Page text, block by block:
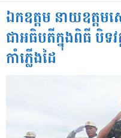
ឯកឧត្តម នាយឧត្ត
ជាអធិបតីក្នុងពិធី បិទ
កាំភ្លើងដៃ